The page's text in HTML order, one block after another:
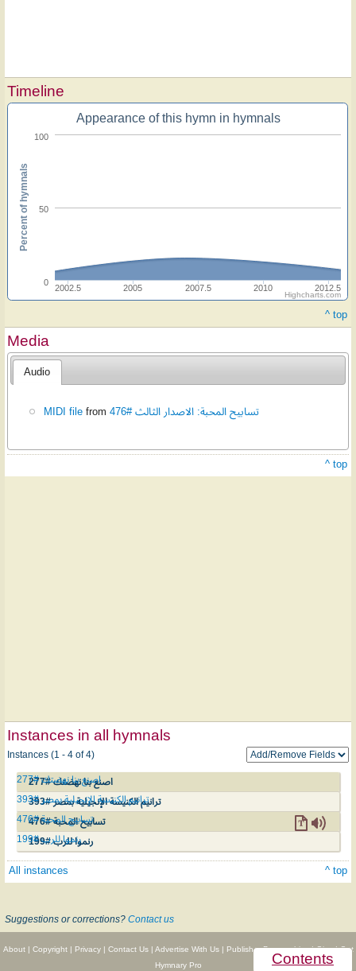
Contents
Timeline
Appearance of this hymn in hymnals
2002.5 2005 2007.5 2010 2012.5
0
50
100
Percent of hymnals
Highcharts.com
^ top
Media
Audio
MIDI file from تسابيح المحبة: الاصدار الثالث #476
^ top
Instances in all hymnals
Instances (1 - 4 of 4)
اصنع بنا نهضتك #277
اصنع بنا نهضتك #277
ترانيم الكنيسة الإنجيلية بمصر #393
ترانيم الكنيسة الإنجيلية بمصر #393
تسابيح المحبة #476
تسابيح المحبة #476
رنموا للرب #199
رنموا للرب #199
All instances ^ top
Suggestions or corrections? Contact us
About| Copyright| Privacy| Contact Us| Advertise With Us| Publisher Partnerships|Give|Get
Hymnary Pro